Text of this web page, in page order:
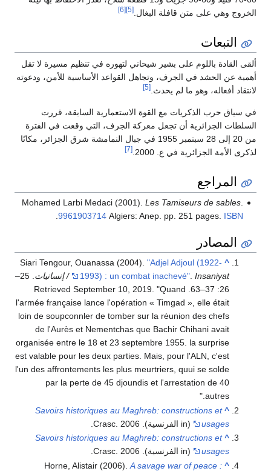
الخروج وهي على متن قافلة البغال. [5]
[6]
التبعات
ألقى القادة باللوم على بشير شيحاني لتهوره في تنظيم مسيرة لا تقل
أهمية عن الحشد في الجرف، وتجاهل القواعد الأساسية للأمن، ودعوته
لانتقاد أفعاله، وهو ما لم يحدث.[5]
في سياق حرب الذكريات مع القوة الاستعمارية السابقة، قررت
السلطات الجزائرية أن تجعل معركة الجرف، التي وقعت في الفترة
من 20 إلى 28 سبتمبر 1955 في جبال النمامشة شرق الجزائر، مكانًا
لذكرى الأمة الجزائرية في ع. 2000.
[7]
المراجع
Mohamed Larbi Medaci (2001). Les Tamiseurs de sables.
Algiers: Anep. pp. 251 pages. ISBN
9961903714
المصادر
^
Siari Tengour, Ouanassa (2004)."Adjel Adjoul (1922-
1993) : un combat inachevé".Insaniyat / إنسانيات
. 25–
26: 37–63
. Retrieved
September 10, 2019. Quand
l'armée française lance l'opération « Timgad », elle était
loin de soupconnler de tomber sur la rėunion des chefs
de l'Aurès et Nementchas que Bachir Chihani avait
organisée entre le 18 et 23 septembre 1955. la surprise
est valable pour les deux parties. Mais, pour l'ALN, c'est
l'un des affrontements les plus meurtriers, quui se solde
par la perte de 45 djoundis et l'arrestation de 40
autres.
^
Savoirs historiques au Maghreb: constructions et
usages
(in الفرنسية). Crasc. 2006.
^
Savoirs historiques au Maghreb: constructions et
usages
(in الفرنسية). Crasc. 2006.
^
Horne, Alistair (2006).A savage war of peace :